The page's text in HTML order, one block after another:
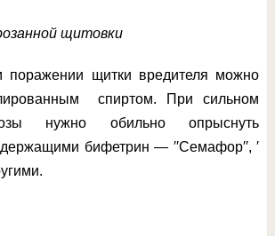
щитовки
поражении щитки вредителя можно
спиртом. При сильном
нужно обильно опрыснуть
бифетрин — ′′Семафор′′, ′